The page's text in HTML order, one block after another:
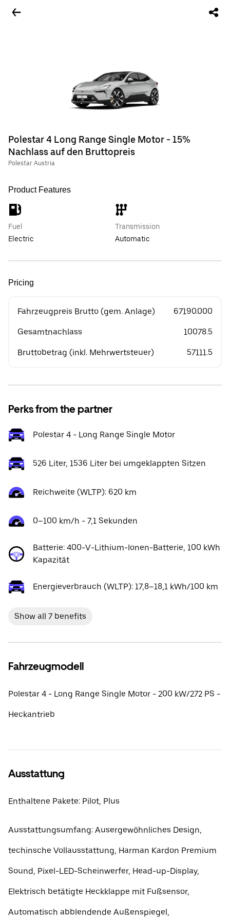
Polestar 4 Long Range Single Motor - 15%
Nachlass auf den Bruttopreis
Polestar Austria
Product Features
Fuel
Electric
Transmission
Automatic
Pricing
Fahrzeugpreis Brutto (gem. Anlage) 67190.000
Gesamtnachlass 10078.5
Bruttobetrag (inkl. Mehrwertsteuer) 57111.5
Perks from the partner
Polestar 4 - Long Range Single Motor
526 Liter, 1536 Liter bei umgeklappten Sitzen
Reichweite (WLTP): 620 km
0–100 km/h - 7,1 Sekunden
Batterie: 400-V-Lithium-Ionen-Batterie, 100 kWh
Kapazität
Energieverbrauch (WLTP): 17,8–18,1 kWh/100 km
Show all 7 benefits
Fahrzeugmodell
Polestar 4 - Long Range Single Motor - 200 kW/272 PS -
Heckantrieb
Ausstattung
Enthaltene Pakete: Pilot, Plus
Ausstattungsumfang: Ausergewöhnliches Design,
techinsche Vollausstattung, Harman Kardon Premium
Sound, Pixel-LED-Scheinwerfer, Head-up-Display,
Elektrisch betätigte Heckklappe mit Fußsensor,
Automatisch abblendende Außenspiegel,